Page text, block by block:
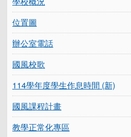
位置圖
辦公室電話
國風校歌
114學年度學生作息時間 (新)
國風課程計畫
教學正常化專區